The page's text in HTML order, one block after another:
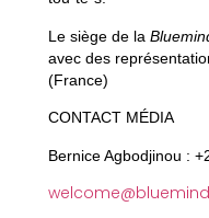
Le siège de la
avec des
(France)
CONTACT MÉDIA
Bernice Agbodjinou :